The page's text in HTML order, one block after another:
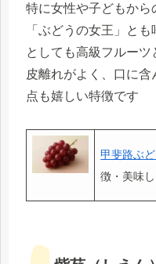
特に女性や子どもから
「ぶどうの女王」と
としても高級フルー
皮離れがよく、口に
点も嬉しい特徴です
甲斐路ぶど
徴・美味